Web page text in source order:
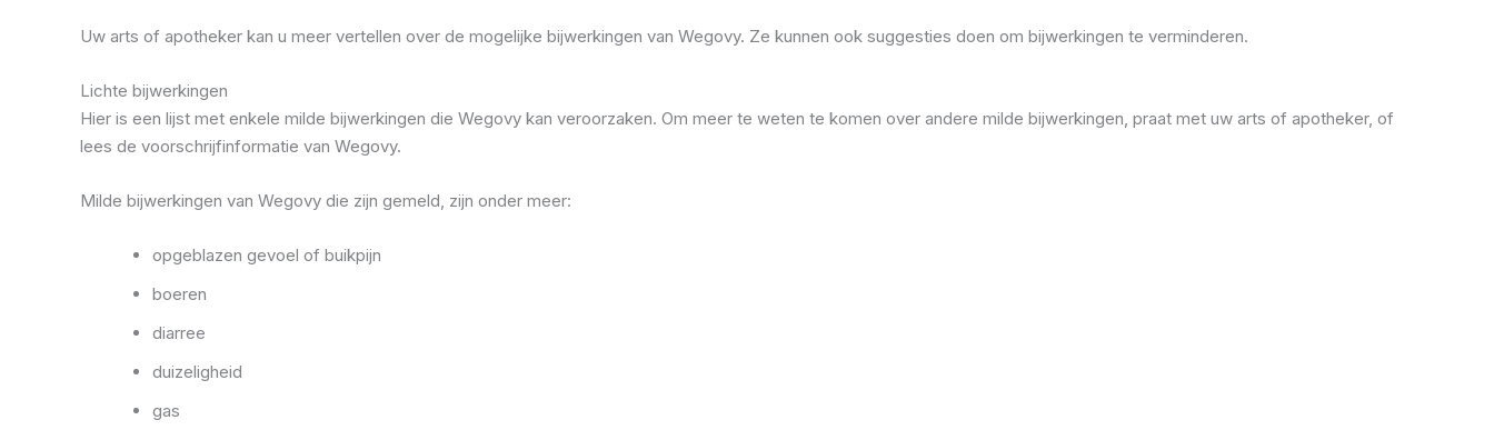
Uw arts of apotheker kan u meer vertellen over de mogelijke bijwerkingen van Wegovy. Ze kunnen ook suggesties doen om bijwerkingen te verminderen.
Lichte bijwerkingen
Hier is een lijst met enkele milde bijwerkingen die Wegovy kan veroorzaken. Om meer te weten te komen over andere milde bijwerkingen, praat met uw arts of apotheker, of
lees de voorschrijfinformatie van Wegovy.
Milde bijwerkingen van Wegovy die zijn gemeld, zijn onder meer:
opgeblazen gevoel of buikpijn
boeren
diarree
duizeligheid
gas